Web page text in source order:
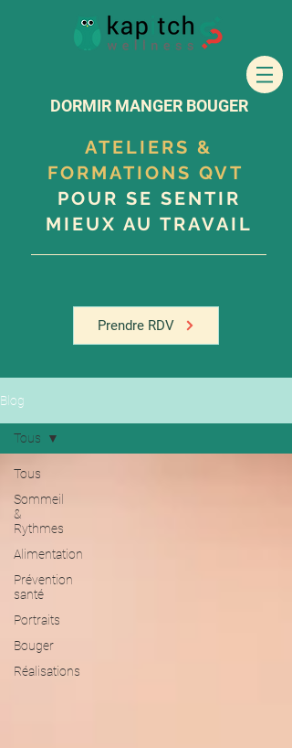
DORMIR MANGER BOUGER
ATELIERS &
FORMATIONS QVT
POUR SE SENTIR
MIEUX AU TRAVAIL
Prendre RDV
Blog
Tous
Sommeil
&
Rythmes
Alimentation
Prévention
santé
Portraits
Bouger
Réalisations
Tous